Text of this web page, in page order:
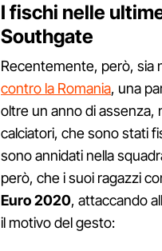
I fischi nelle
Southgate
Recentemente, però, sia
contro la Romania, una
oltre un anno di
calciatori, che sono stati
sono annidati nella
però, che i suoi ragazzi
Euro 2020, attaccando
il motivo del gesto: